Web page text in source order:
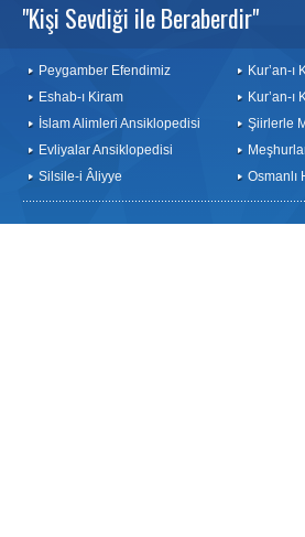
"Kişi Sevdiği ile Beraberdir"
Peygamber Efendimiz
Eshab-ı Kiram
İslam Alimleri Ansiklopedisi
Evliyalar Ansiklopedisi
Silsile-i Âliyye
Kur’an-ı
Kur’an-ı
Şiirlerle
Osmanlı